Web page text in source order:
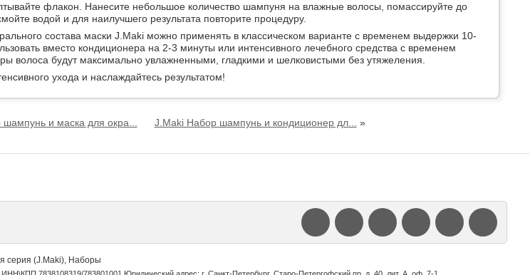
флакон. Нанесите небольшое количество шампуня на влажные волосы, помассируйте до
водой и для наилучшего результата повторите процедуру.
состава маски J.Maki можно применять в классическом варианте с временем выдержки 10-
вместо кондиционера на 2-3 минуты или интенсивного лечебного средства с временем
волоса будут максимально увлажненными, гладкими и шелковистыми без утяжеления.
ухода и наслаждайтесь результатом!
и маска для окра... J.Maki Набор шампунь и кондиционер дл... »
серия (J.Maki), Наборы